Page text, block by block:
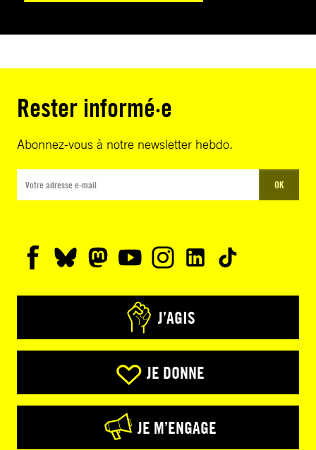
Rester informé·e
Abonnez-vous à notre newsletter hebdo.
OK
J’AGIS
JE DONNE
JE M’ENGAGE